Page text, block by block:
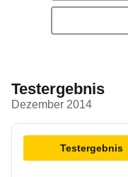
Testergebnis
Dezember 2014
Testergebnis